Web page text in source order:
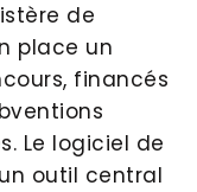
de
place un
financés
Le logiciel de
outil central